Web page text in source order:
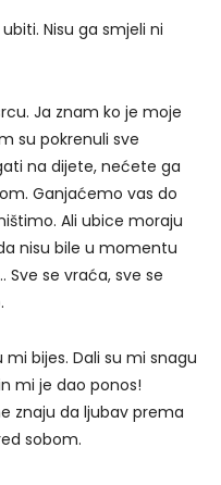
Nisu ga smjeli ni
Ja znam ko je moje
su pokrenuli sve
na dijete, nećete ga
Ganjaćemo vas do
Ali ubice moraju
nisu bile u momentu
Sve se vraća, sve se
bijes. Dali su mi snagu
mi je dao ponos!
znaju da ljubav prema
sobom.